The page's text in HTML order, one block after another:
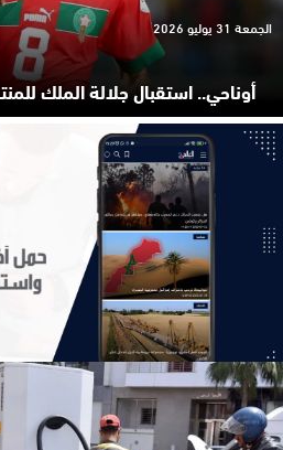
أوناحي.. استقبال جلالة الملك
الجمعة 31 يوليو 2026